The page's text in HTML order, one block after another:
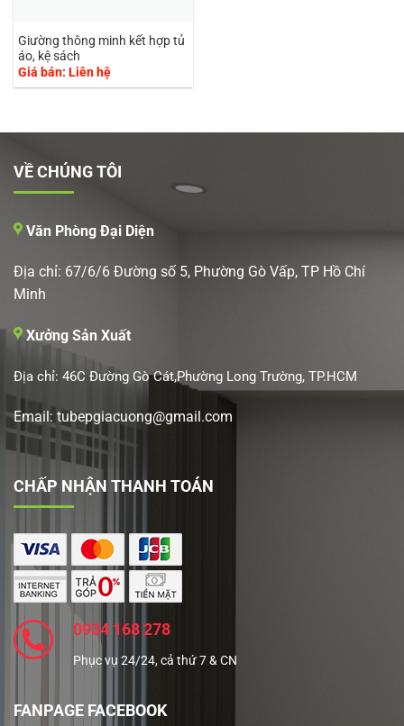
Giường thông minh kết hợp tủ
áo, kệ sách
Giá bán: Liên hệ
VỀ CHÚNG TÔI
Văn Phòng Đại Diện
Địa chỉ: 67/6/6 Đường số 5, Phường Gò Vấp, TP Hồ Chí
Minh
Xưởng Sản Xuất
Địa chỉ: 46C Đường Gò Cát,Phường Long Trường, TP.HCM
Email: tubepgiacuong@gmail.com
CHẤP NHẬN THANH TOÁN
0934 168 278
Phục vụ 24/24, cả thứ 7 & CN
FANPAGE FACEBOOK